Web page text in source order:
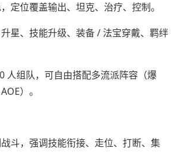
定位覆盖输出、坦克、治疗、控制。
星、技能升级、装备 / 法宝穿戴、羁绊
人组队，可自由搭配多流派阵容（爆
）。
斗，强调技能衔接、走位、打断、集